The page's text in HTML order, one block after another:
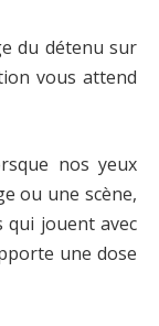
du détenu sur
vous attend
nos yeux
ou une scène,
qui jouent avec
une dose